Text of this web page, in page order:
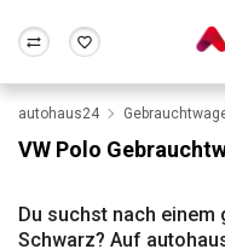
Wir bewerten dein Auto
Alle
Rund
Frankfurt Wuppertal
autohaus24
VW Polo
Du suchst nach einem
Schwarz? Auf